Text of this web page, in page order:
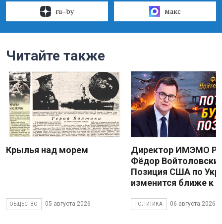
ru–by макс
Читайте также
Крылья над морем
ОБЩЕСТВО 05 августа 2026
Директор ИМЭМО
Фёдор
Позиция США по
изменится ближе к
ПОЛИТИКА 06 августа 2026